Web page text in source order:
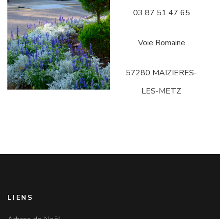
03 87 51 47 65
Voie Romaine
57280 MAIZIERES-
LES-METZ
LIENS